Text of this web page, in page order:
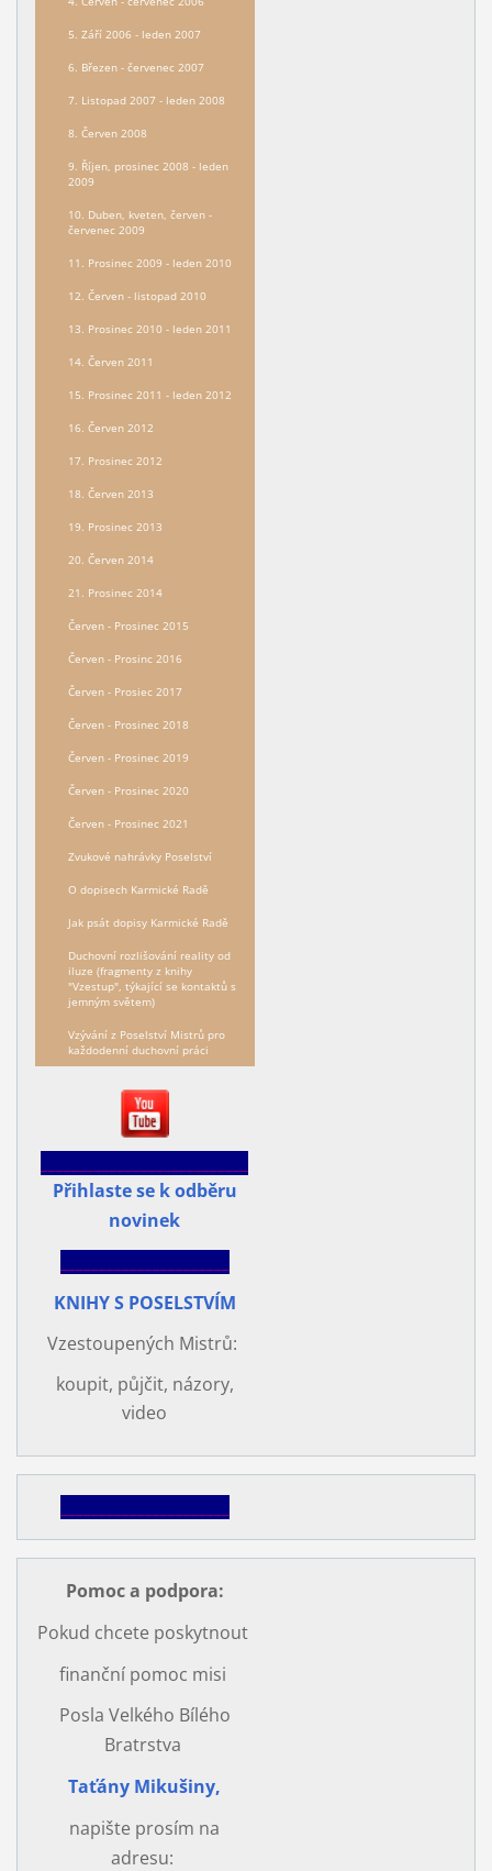
5. Září 2006 - leden 2007
6. Březen - červenec 2007
7. Listopad 2007 - leden 2008
8. Červen 2008
9. Říjen, prosinec 2008 - leden
2009
10. Duben, kveten, červen -
červenec 2009
11. Prosinec 2009 - leden 2010
12. Červen - listopad 2010
13. Prosinec 2010 - leden 2011
14. Červen 2011
15. Prosinec 2011 - leden 2012
16. Červen 2012
17. Prosinec 2012
18. Červen 2013
19. Prosinec 2013
20. Červen 2014
21. Prosinec 2014
Červen - Prosinec 2015
Červen - Prosinc 2016
Červen - Prosiec 2017
Červen - Prosinec 2018
Červen - Prosinec 2019
Červen - Prosinec 2020
Červen - Prosinec 2021
Zvukové nahrávky Poselství
O dopisech Karmické Radě
Jak psát dopisy Karmické Radě
Duchovní rozlišování reality od
iluze (fragmenty z knihy
"Vzestup", týkající se kontaktů s
jemným světem)
Vzývání z Poselství Mistrů pro
každodenní duchovní práci
Přihlaste se k odběru
novinek
KNIHY S POSELSTVÍM
Vzestoupených Mistrů:
koupit, půjčit, názory,
video
Pomoc a podpora:
Pokud chcete poskytnout
finanční pomoc misi
Posla Velkého Bílého
Bratrstva
Taťány Mikušiny,
napište prosím na
adresu: